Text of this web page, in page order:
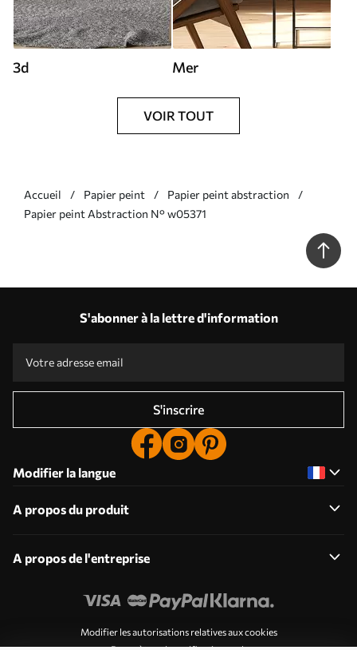
3d Mer
VOIR TOUT
Accueil Papier peint
Papier peint abstraction
Papier peint Abstraction N° w05371
S'abonner à la lettre d'information
S'inscrire
Modifier la langue
A propos du produit
A propos de l'entreprise
Modifier les autorisations relatives aux cookies